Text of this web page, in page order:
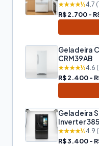
★★★★½4.7
R$ 2.700 -
Geladeira
CRM39AB
★★★★½4.6
R$ 2.400 -
Geladeira
Inverter
★★★★½4.9
R$ 3.400 -